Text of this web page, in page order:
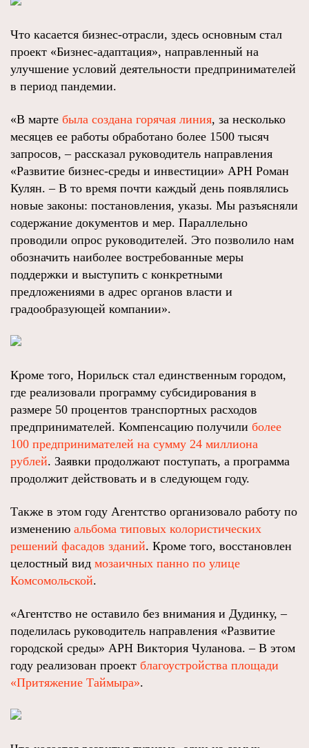
Что касается бизнес-отрасли, здесь основным стал
проект «Бизнес-адаптация», направленный на
улучшение условий деятельности предпринимателей
в период пандемии.
«В марте была создана горячая линия, за несколько
месяцев ее работы обработано более 1500 тысяч
запросов, – рассказал руководитель направления
«Развитие бизнес-среды и инвестиции» АРН Роман
Кулян. – В то время почти каждый день появлялись
новые законы: постановления, указы. Мы разъясняли
содержание документов и мер. Параллельно
проводили опрос руководителей. Это позволило нам
обозначить наиболее востребованные меры
поддержки и выступить с конкретными
предложениями в адрес органов власти и
градообразующей компании».
Кроме того, Норильск стал единственным городом,
где реализовали программу субсидирования в
размере 50 процентов транспортных расходов
предпринимателей. Компенсацию получили более
100 предпринимателей на сумму 24 миллиона
рублей. Заявки продолжают поступать, а программа
продолжит действовать и в следующем году.
Также в этом году Агентство организовало работу по
изменению альбома типовых колористических
решений фасадов зданий. Кроме того, восстановлен
целостный вид мозаичных панно по улице
Комсомольской.
«Агентство не оставило без внимания и Дудинку, –
поделилась руководитель направления «Развитие
городской среды» АРН Виктория Чуланова. – В этом
году реализован проект благоустройства площади
«Притяжение Таймыра».